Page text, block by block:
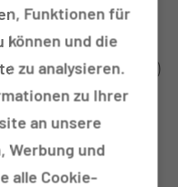
(CRPS)
erfolgt eine
Funktionen für
können und die
zu analysieren.
zu Ihrer
an unsere
Werbung und
alle Cookie-